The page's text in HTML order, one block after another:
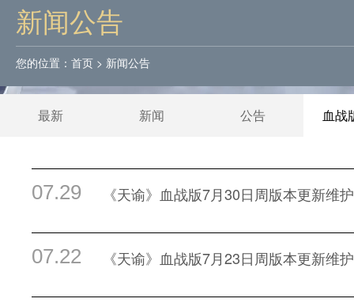
我的足迹：
新闻公告
您的位置： 首页 > 新闻公告
最新 新闻 公告 血战
07.29 《天谕》血战版7月30日周版本更新维
07.22 《天谕》血战版7月23日周版本更新维